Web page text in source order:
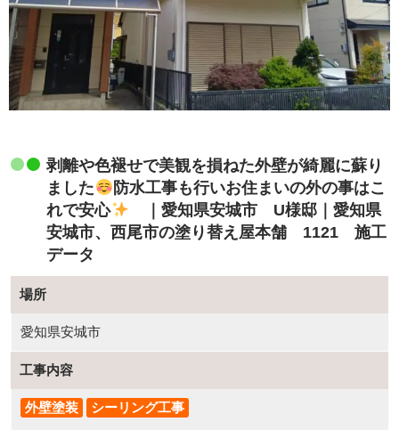
剥離や色褪せで美観を損ねた外壁が綺麗に蘇り
ました
防水工事も行いお住まいの外の事はこ
れで安心
｜愛知県安城市 U様邸｜愛知県
安城市、西尾市の塗り替え屋本舗 1121 施工
データ
場所
愛知県安城市
工事内容
外壁塗装 シーリング工事